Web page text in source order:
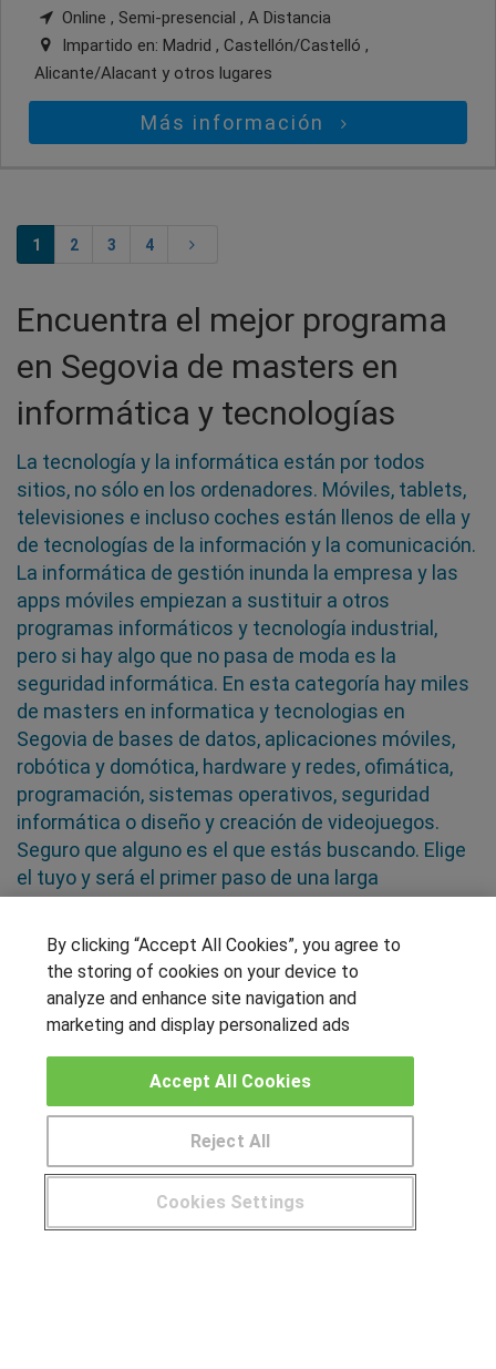
Online , Semi-presencial , A Distancia
Impartido en: Madrid , Castellón/Castelló ,
Alicante/Alacant y otros lugares
Más información
1 2 3 4
Encuentra el mejor programa
en Segovia de masters en
informática y tecnologías
La tecnología y la informática están por todos
sitios, no sólo en los ordenadores. Móviles, tablets,
televisiones e incluso coches están llenos de ella y
de tecnologías de la información y la comunicación.
La informática de gestión inunda la empresa y las
apps móviles empiezan a sustituir a otros
programas informáticos y tecnología industrial,
pero si hay algo que no pasa de moda es la
seguridad informática. En esta categoría hay miles
de masters en informatica y tecnologias en
Segovia de bases de datos, aplicaciones móviles,
robótica y domótica, hardware y redes, ofimática,
programación, sistemas operativos, seguridad
informática o diseño y creación de videojuegos.
Seguro que alguno es el que estás buscando. Elige
el tuyo y será el primer paso de una larga
SÍGUENOS EN LAS REDES
Muro de los idiomas
Hablemos de empleo
Locos por las becas
CENTROS DE FORMACIÓN¿Tienes alguna duda? 900 264 357
By clicking “Accept All Cookies”, you agree to
the storing of cookies on your device to
analyze and enhance site navigation and
marketing and display personalized ads
Cookies Settings
Reject All
Accept All Cookies